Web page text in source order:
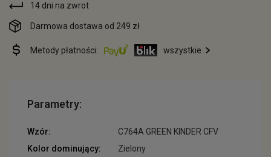
14 dni na zwrot
Darmowa dostawa od 249 zł
Metody płatności: wszystkie
Parametry:
Wzór:
C764A GREEN KINDER CFV
Kolor dominujący:
Zielony